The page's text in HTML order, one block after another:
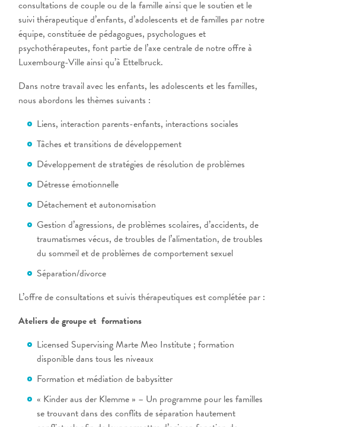
consultations de couple ou de la famille ainsi que le soutien et le
suivi thérapeutique d’enfants, d’adolescents et de familles par notre
équipe, constituée de pédagogues, psychologues et
psychothérapeutes, font partie de l’axe centrale de notre offre à
Luxembourg-Ville ainsi qu’à Ettelbruck.
Dans notre travail avec les enfants, les adolescents et les familles,
nous abordons les thèmes suivants :
Liens, interaction parents-enfants, interactions sociales
Tâches et transitions de développement
Développement de stratégies de résolution de problèmes
Détresse émotionnelle
Détachement et autonomisation
Gestion d’agressions, de problèmes scolaires, d’accidents, de
traumatismes vécus, de troubles de l’alimentation, de troubles
du sommeil et de problèmes de comportement sexuel
Séparation/divorce
L’offre de consultations et suivis thérapeutiques est complétée par :
Ateliers de groupe et formations
Licensed Supervising Marte Meo Institute ; formation
disponible dans tous les niveaux
Formation et médiation de babysitter
« Kinder aus der Klemme » – Un programme pour les familles
se trouvant dans des conflits de séparation hautement